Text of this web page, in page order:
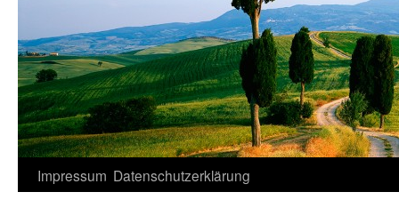
Zum
Impressum Datenschutzerklärung